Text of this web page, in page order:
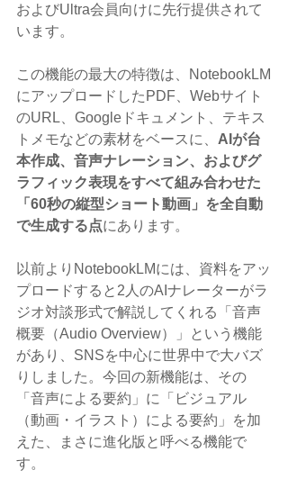
およびUltra会員向けに先行提供されて
います。
この機能の最大の特徴は、NotebookLM
にアップロードしたPDF、Webサイト
のURL、Googleドキュメント、テキス
トメモなどの素材をベースに、 AIが台
本作成、音声ナレーション、およびグ
ラフィック表現をすべて組み合わせた
「60秒の縦型ショート動画」を全自動
で生成する点にあります。
以前よりNotebookLMには、資料をアッ
プロードすると2人のAIナレーターがラ
ジオ対談形式で解説してくれる「音声
概要（Audio Overview）」という機能
があり、SNSを中心に世界中で大バズ
りしました。今回の新機能は、その
「音声による要約」に「ビジュアル
（動画・イラスト）による要約」を加
えた、まさに進化版と呼べる機能で
す。